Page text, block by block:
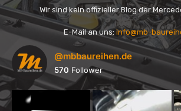
Wir sind kein offizieller Blog der
E-Mail an uns: info@mb-
@mbbaureihen.de
570 Follower